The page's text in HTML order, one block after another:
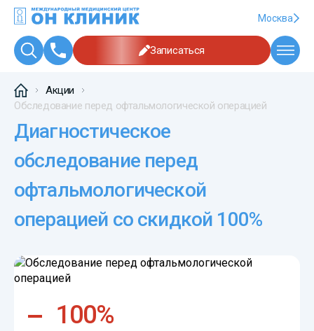
Москва
Записаться
Акции
Обследование перед офтальмологической операцией
Диагностическое
обследование перед
офтальмологической
операцией со скидкой 100%
100%